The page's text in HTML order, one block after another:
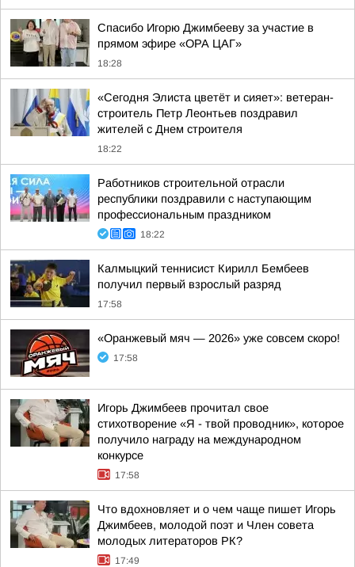
Спасибо Игорю Джимбееву за участие в
прямом эфире «ОРА ЦАГ»
18:28
«Сегодня Элиста цветёт и сияет»: ветеран-
строитель Петр Леонтьев поздравил
жителей с Днем строителя
18:22
Работников строительной отрасли
республики поздравили с наступающим
профессиональным праздником
18:22
Калмыцкий теннисист Кирилл Бембеев
получил первый взрослый разряд
17:58
«Оранжевый мяч — 2026» уже совсем скоро!
17:58
Игорь Джимбеев прочитал свое
стихотворение «Я - твой проводник», которое
получило награду на международном
конкурсе
17:58
Что вдохновляет и о чем чаще пишет Игорь
Джимбеев, молодой поэт и Член совета
молодых литераторов РК?
17:49